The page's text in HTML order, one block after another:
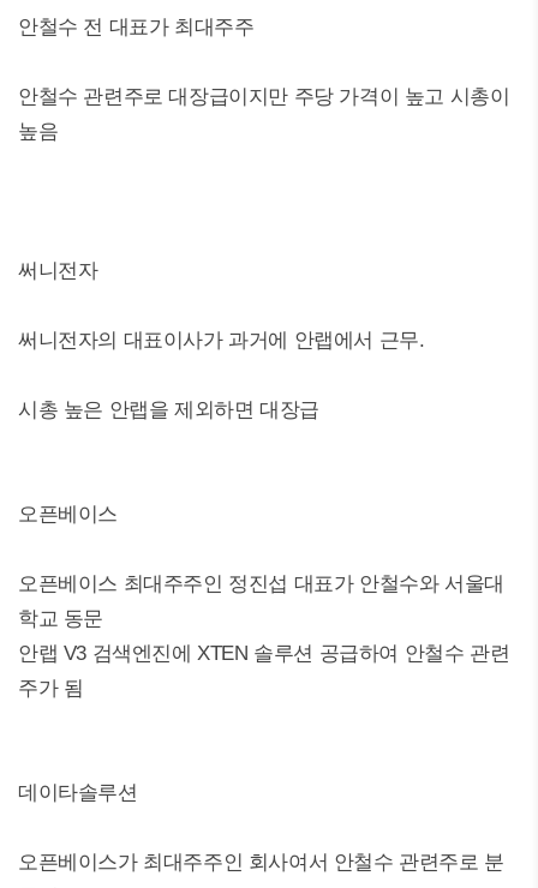
안철수 전 대표가 최대주주
안철수 관련주로 대장급이지만 주당 가격이 높고 시총이
높음
써니전자
써니전자의 대표이사가 과거에 안랩에서 근무.
시총 높은 안랩을 제외하면 대장급
오픈베이스
오픈베이스 최대주주인 정진섭 대표가 안철수와 서울대
학교 동문
안랩 V3 검색엔진에 XTEN 솔루션 공급하여 안철수 관련
주가 됨
데이타솔루션
오픈베이스가 최대주주인 회사여서 안철수 관련주로 분